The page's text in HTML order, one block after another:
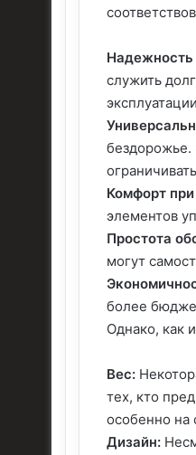
Надежность
служить
бездорожье.
Комфорт
элементов
Простота
могут
более
Однако, как
Вес:
тех, кто
особенно на
Дизайн: